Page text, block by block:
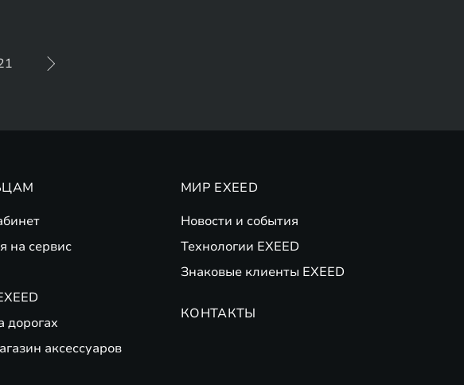
на сервис
дорогах
аксессуаров
МИР EXEED
Новости и события
Технологии EXEED
Знаковые клиенты EXEED
КОНТАКТЫ